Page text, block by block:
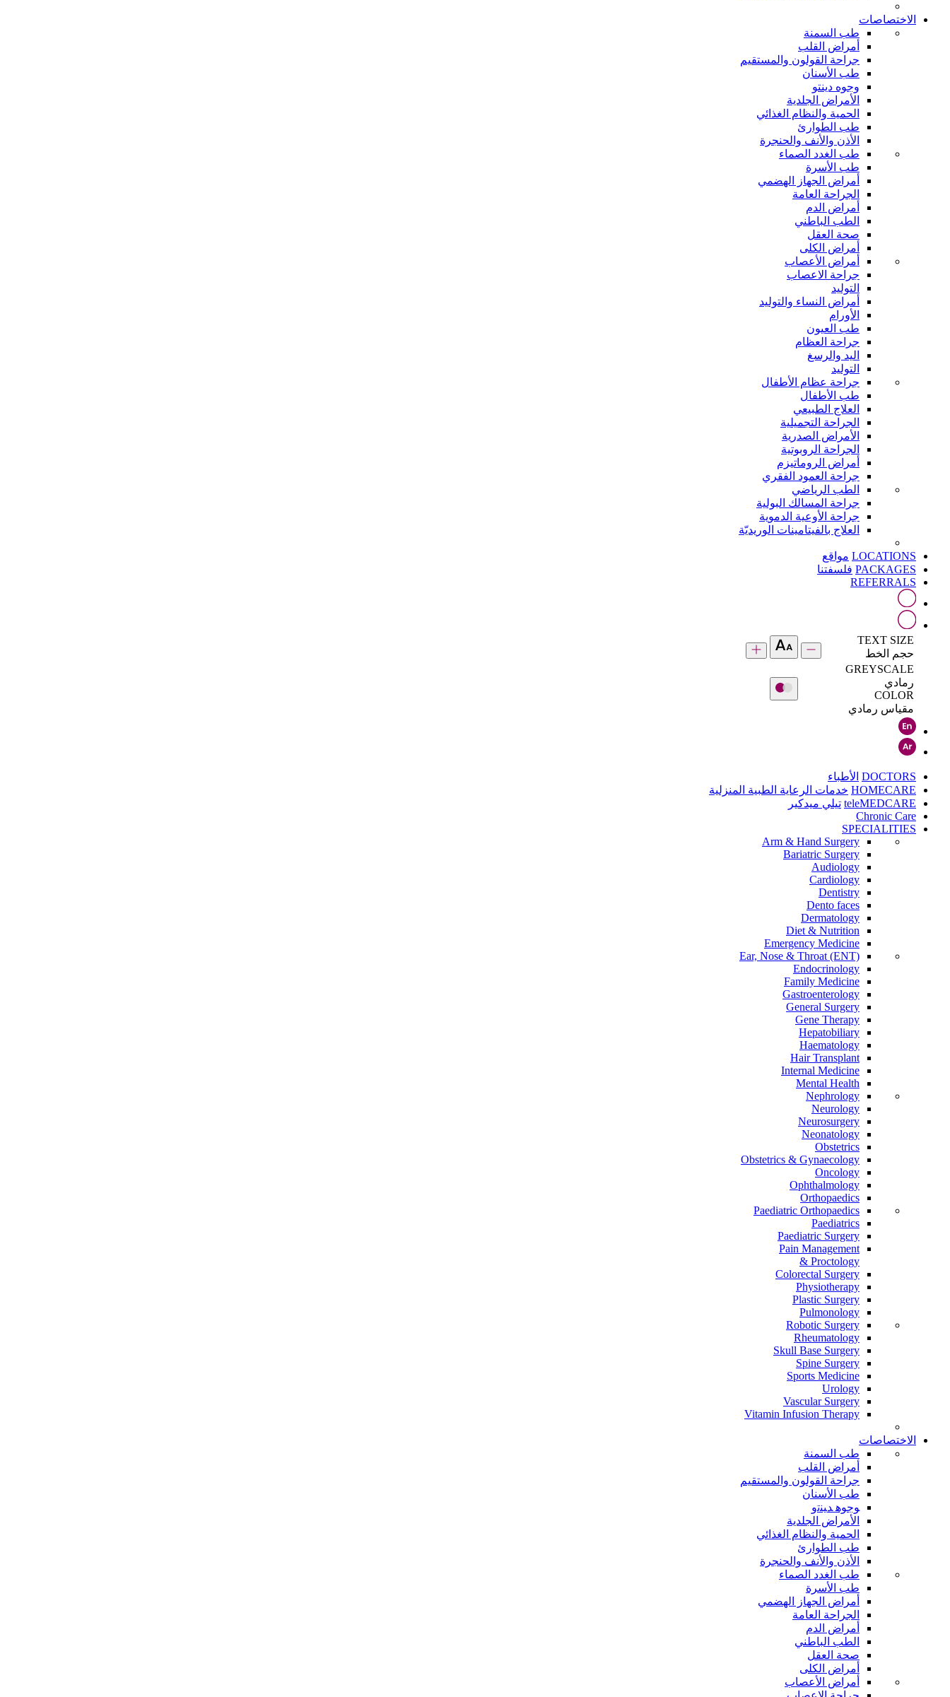
الاختصاصات
طب السمنة
أمراض القلب
جراحة القولون والمستقيم
طب الأسنان
وجوه دينتو
الأمراض الجلدية
الحمية والنظام الغذائي
طب الطوارئ
الأذن والأنف والحنجرة
طب الغدد الصماء
طب الأسرة
أمراض الجهاز الهضمي
الجراحة العامة
أمراض الدم
الطب الباطني
صحة العقل
أمراض الكلى
أمراض الأعصاب
جراحة الاعصاب
التوليد
أمراض النساء والتوليد
الأورام
طب العيون
جراحة العظام
اليد والرسغ
التوليد
جراحة عظام الأطفال
طب الأطفال
العلاج الطبيعي
الجراحة التجميلية
الأمراض الصدرية
الجراحة الروبوتية
أمراض الروماتيزم
جراحة العمود الفقري
الطب الرياضي
جراحة المسالك البولية
جراحة الأوعية الدموية
العلاج بالفيتامينات الوريديّة
LOCATIONS مواقع
PACKAGES فلسفتنا
REFERRALS
TEXT SIZE
حجم الخط
GREYSCALE
رمادي
COLOR
مقياس رمادي
DOCTORS الأطباء
HOMECARE خدمات الرعاية الطبية المنزلية
teleMEDCARE تيلي ميدكير
Chronic Care
SPECIALITIES
Arm & Hand Surgery
Bariatric Surgery
Audiology
Cardiology
Dentistry
Dento faces
Dermatology
Diet & Nutrition
Emergency Medicine
Ear, Nose & Throat (ENT)
Endocrinology
Family Medicine
Gastroenterology
General Surgery
Gene Therapy
Hepatobiliary
Haematology
Hair Transplant
Internal Medicine
Mental Health
Nephrology
Neurology
Neurosurgery
Neonatology
Obstetrics
Obstetrics & Gynaecology
Oncology
Ophthalmology
Orthopaedics
Paediatric Orthopaedics
Paediatrics
Paediatric Surgery
Pain Management
Proctology &
Colorectal Surgery
Physiotherapy
Plastic Surgery
Pulmonology
Robotic Surgery
Rheumatology
Skull Base Surgery
Spine Surgery
Sports Medicine
Urology
Vascular Surgery
Vitamin Infusion Therapy
الاختصاصات
طب السمنة
أمراض القلب
جراحة القولون والمستقيم
طب الأسنان
ﻮﺟﻮﻫ ﺪﻴﻨﺗﻭ
الأمراض الجلدية
الحمية والنظام الغذائي
طب الطوارئ
الأذن والأنف والحنجرة
طب الغدد الصماء
طب الأسرة
أمراض الجهاز الهضمي
الجراحة العامة
أمراض الدم
الطب الباطني
صحة العقل
أمراض الكلى
أمراض الأعصاب